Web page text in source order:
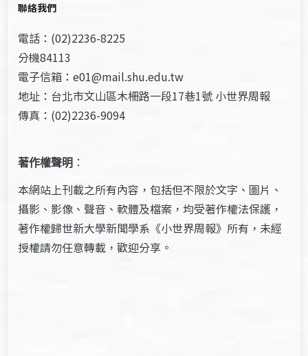
聯絡我們
電話：(02)2236-8225
分機84113
電子信箱：e01@mail.shu.edu.tw
地址：台北市文山區木柵路一段17巷1號 小世界周報
傳真：(02)2236-9094
著作權聲明 ：
本網站上刊載之所有內容，包括但不限於文字、圖片、
攝影、影像、聲音、軟體及檔案，均受著作權法保護，
著作權歸世新大學新聞學系《小世界周報》所有，未經
授權請勿任意轉載，歡迎分享。